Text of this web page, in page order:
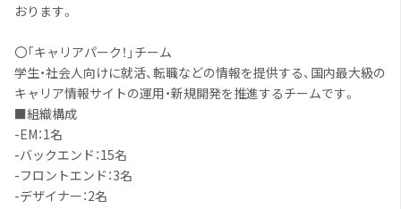
おります。
〇「キャリアパーク！」チーム
学生・社会人向けに就活、転職などの情報を提供する、国内最大級の
キャリア情報サイトの運用・新規開発を推進するチームです。
■組織構成
-EM：1名
-バックエンド：15名
-フロントエンド：3名
-デザイナー：2名